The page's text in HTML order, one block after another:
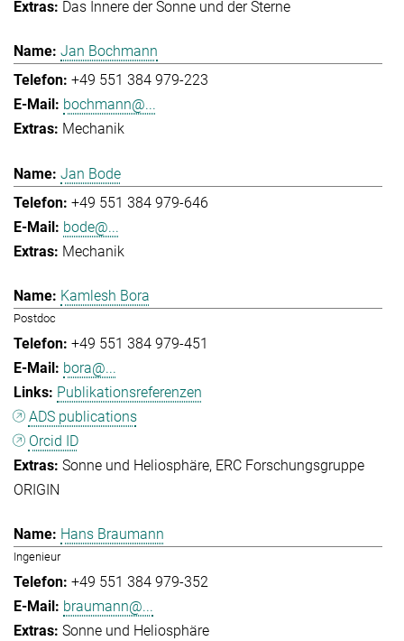
Das Innere der Sonne und der Sterne
Jan Bochmann
+49 551 384 979-223
bochmann@...
Mechanik
Jan Bode
+49 551 384 979-646
bode@...
Mechanik
Kamlesh Bora
Postdoc
+49 551 384 979-451
bora@...
Publikationsreferenzen
ADS publications
Orcid ID
Sonne und Heliosphäre ERC Forschungsgruppe
ORIGIN
Hans Braumann
Ingenieur
+49 551 384 979-352
braumann@...
Sonne und Heliosphäre